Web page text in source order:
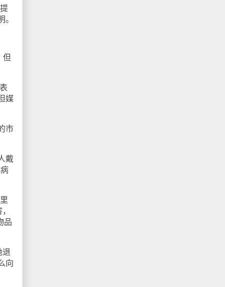
但
媒
市
戴
品
退
向